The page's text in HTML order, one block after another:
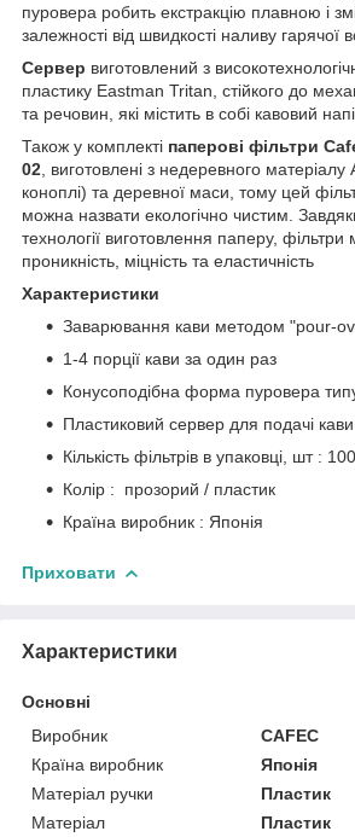
пуровера робить екстракцію плавною і
залежності від швидкості наливу гарячої
Сервер виготовлений з
пластику Eastman Tritan, стійкого до
та речовин, які містить в собі кавовий
Також у комплекті паперові фільтри
02 , виготовлені з недеревного матеріалу
коноплі) та деревної маси, тому цей
можна назвати екологічно чистим.
технології виготовлення паперу,
проникність, міцність та еластичність
Характеристики
Заварювання кави методом "pour-
1-4 порції кави за один раз
Конусоподібна форма пуровера
Пластиковий сервер для подачі кави
Кількість фільтрів в упаковці, шт : 100
Колір : прозорий / пластик
Країна виробник : Японія
Приховати
Характеристики
Основні
Виробник
CAFEC
Країна виробник
Японія
Матеріал ручки
Пластик
Матеріал
Пластик